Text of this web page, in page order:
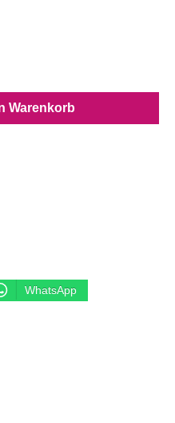
Wert ein
Warenkorb
WhatsApp